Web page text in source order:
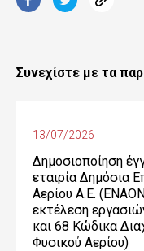
Συνεχίστε με τα
13/07/2026
Δημοσιοποίηση
εταιρία Δημόσια
Αερίου Α.Ε.
εκτέλεση
και 68 Κώδικα
Φυσικού Αερίου)